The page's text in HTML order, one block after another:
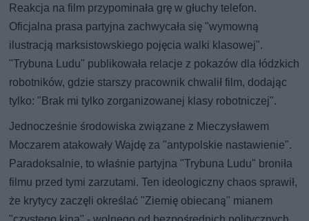
Reakcja na film przypominała grę w głuchy telefon.
Oficjalna prasa partyjna zachwycała się "wymowną
ilustracją marksistowskiego pojęcia walki klasowej".
"Trybuna Ludu" publikowała relacje z pokazów dla łódzkich
robotników, gdzie starszy pracownik chwalił film, dodając
tylko: "Brak mi tylko zorganizowanej klasy robotniczej".
Jednocześnie środowiska związane z Mieczysławem
Moczarem atakowały Wajdę za "antypolskie nastawienie".
Paradoksalnie, to właśnie partyjna "Trybuna Ludu" broniła
filmu przed tymi zarzutami. Ten ideologiczny chaos sprawił,
że krytycy zaczęli określać "Ziemię obiecaną" mianem